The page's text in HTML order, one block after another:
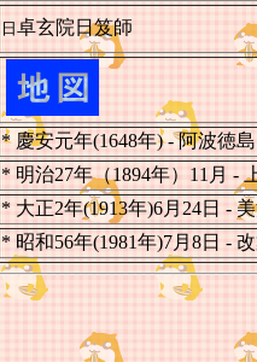
日 卓玄院日笈師
* 慶安元年(1648年) - 阿波徳
* 明治27年（1894年）11月 -
* 大正2年(1913年)6月24日 -
* 昭和56年(1981年)7月8日 -